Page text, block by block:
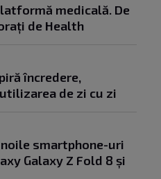
medicală. De
de Health
încredere,
de zi cu zi
smartphone-uri
Galaxy Z Fold 8 și